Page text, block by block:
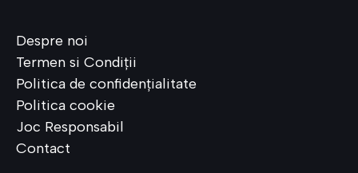
Despre noi
Termen si Condiții
Politica de confidențialitate
Politica cookie
Joc Responsabil
Contact